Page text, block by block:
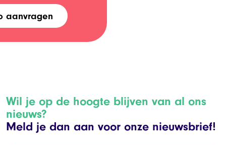
aanvragen
Wil je op de hoogte blijven van al ons
nieuws?
Meld je dan aan voor onze nieuwsbrief!